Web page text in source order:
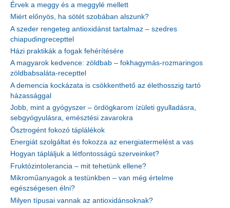
Érvek a meggy és a meggylé mellett
Miért előnyös, ha sötét szobában alszunk?
A szeder rengeteg antioxidánst tartalmaz – szedres
chiapudingrecepttel
Házi praktikák a fogak fehérítésére
A magyarok kedvence: zöldbab – fokhagymás-rozmaringos
zöldbabsaláta-recepttel
A demencia kockázata is csökkenthető az élethosszig tartó
házassággal
Jobb, mint a gyógyszer – ördögkarom ízületi gyulladásra,
sebgyógyulásra, emésztési zavarokra
Ösztrogént fokozó táplálékok
Energiát szolgáltat és fokozza az energiatermelést a vas
Hogyan tápláljuk a létfontosságú szerveinket?
Fruktózintolerancia – mit tehetünk ellene?
Mikroműanyagok a testünkben – van még értelme
egészségesen élni?
Milyen típusai vannak az antioxidánsoknak?